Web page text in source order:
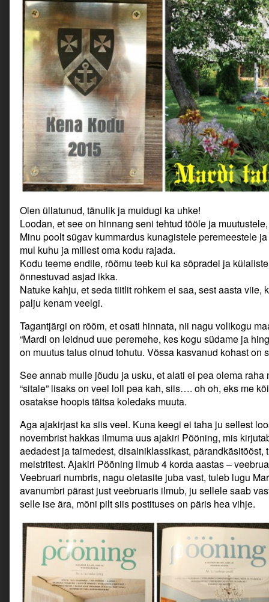
Olen üllatunud, tänulik ja muidugi ka uhke!
Loodan, et see on hinnang seni tehtud tööle ja
Minu poolt sügav kummardus kunagistele peremeestele
mul kuhu ja millest oma kodu rajada.
Kodu teeme endile, rõõmu teeb kui ka sõpradel ja
õnnestuvad asjad ikka.
Natuke kahju, et seda tiitlit rohkem ei saa, sest aasta viie,
palju kenam veelgi.
Tagantjärgi on rõõm, et osati hinnata, nii nagu volikogu
“Mardi on leidnud uue peremehe, kes kogu südame ja
on muutus talus olnud tohutu. Võssa kasvanud kohast on
See annab mulle jõudu ja usku, et alati ei pea olema
“sitale” lisaks on veel loll pea kah, siis…. oh oh, eks me
osatakse hoopis täitsa koledaks muuta.
Aga ajakirjast ka siis veel. Kuna keegi ei taha ju sellest
novembrist hakkas ilmuma uus ajakiri Pööning, mis
aedadest ja taimedest, disainiklassikast, pärandkäsitööst,
meistritest. Ajakiri Pööning ilmub 4 korda aastas –
Veebruari numbris, nagu oletasite juba vast, tuleb lugu
avanumbri pärast just veebruaris ilmub, ju sellele saab
selle ise ära, mõni pilt siis postituses on päris hea vihje.